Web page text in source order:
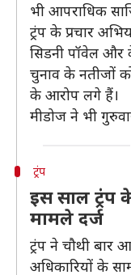
भी आपराधिक
ट्रंप के प्रचार
सिडनी पॉवेल और
चुनाव के नतीजों
के आरोप लगे हैं।
मीडोज ने भी
ट्रंप
इस साल
मामले दर्ज
ट्रंप ने चौथी बार
अधिकारियों के